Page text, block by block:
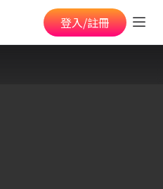
登入/註冊